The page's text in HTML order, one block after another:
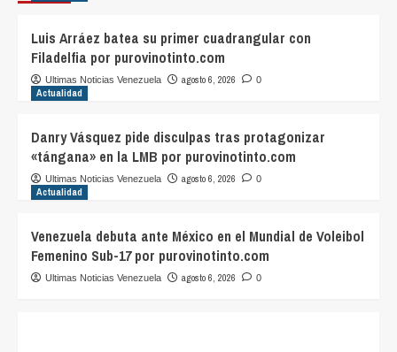
Luis Arráez batea su primer cuadrangular con
Filadelfia por purovinotinto.com
Ultimas Noticias Venezuela agosto 6, 2026 0
Actualidad
Danry Vásquez pide disculpas tras protagonizar
«tángana» en la LMB por purovinotinto.com
Ultimas Noticias Venezuela agosto 6, 2026 0
Actualidad
Venezuela debuta ante México en el Mundial de Voleibol
Femenino Sub-17 por purovinotinto.com
Ultimas Noticias Venezuela agosto 6, 2026 0